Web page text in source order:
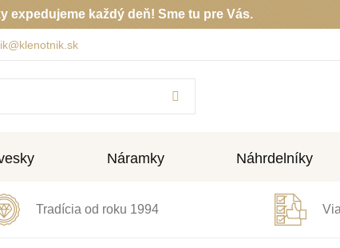
expedujeme každý deň! Sme tu pre Vás.
Náramky Náhrdelníky
Tradícia od roku 1994